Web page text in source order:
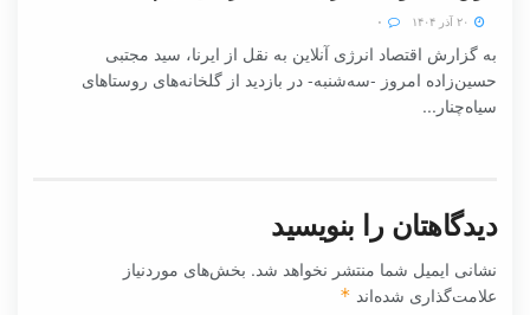
به گزارش اقتصاد انرژی آنلاین به نقل از ایرنا، سید مجتبی
حسین‌زاده امروز -سه‌شنبه- در بازدید از گلخانه‌های روستاهای
سیاه‌چنار...
دیدگاهتان را بنویسید
نشانی ایمیل شما منتشر نخواهد شد. بخش‌های موردنیاز
علامت‌گذاری شده‌اند *